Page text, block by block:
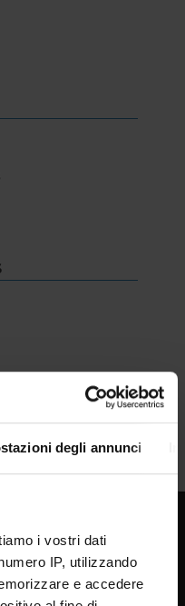
degli annunci
i vostri dati
IP, utilizzando
e accedere